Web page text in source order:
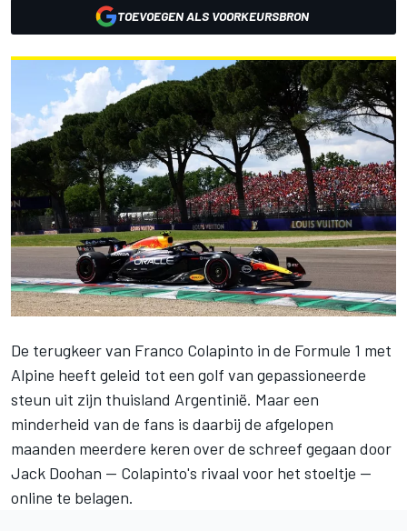
TOEVOEGEN ALS VOORKEURSBRON
De terugkeer van Franco Colapinto in de Formule 1 met
Alpine heeft geleid tot een golf van gepassioneerde
steun uit zijn thuisland Argentinië. Maar een
minderheid van de fans is daarbij de afgelopen
maanden meerdere keren over de schreef gegaan door
Jack Doohan — Colapinto's rivaal voor het stoeltje —
online te belagen.